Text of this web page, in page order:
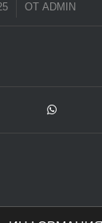
ОТ ADMIN